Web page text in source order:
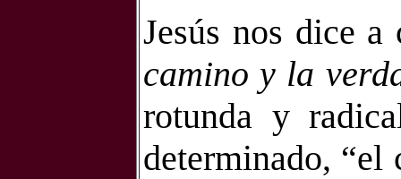
Jesús nos dice
camino y la
rotunda y
determinado,